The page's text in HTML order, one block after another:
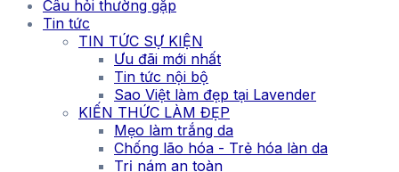
Câu hỏi thường gặp
Tin tức
TIN TỨC SỰ KIỆN
Ưu đãi mới nhất
Tin tức nội bộ
Sao Việt làm đẹp tại Lavender
KIẾN THỨC LÀM ĐẸP
Mẹo làm trắng da
Chống lão hóa - Trẻ hóa làn da
Trị nám an toàn